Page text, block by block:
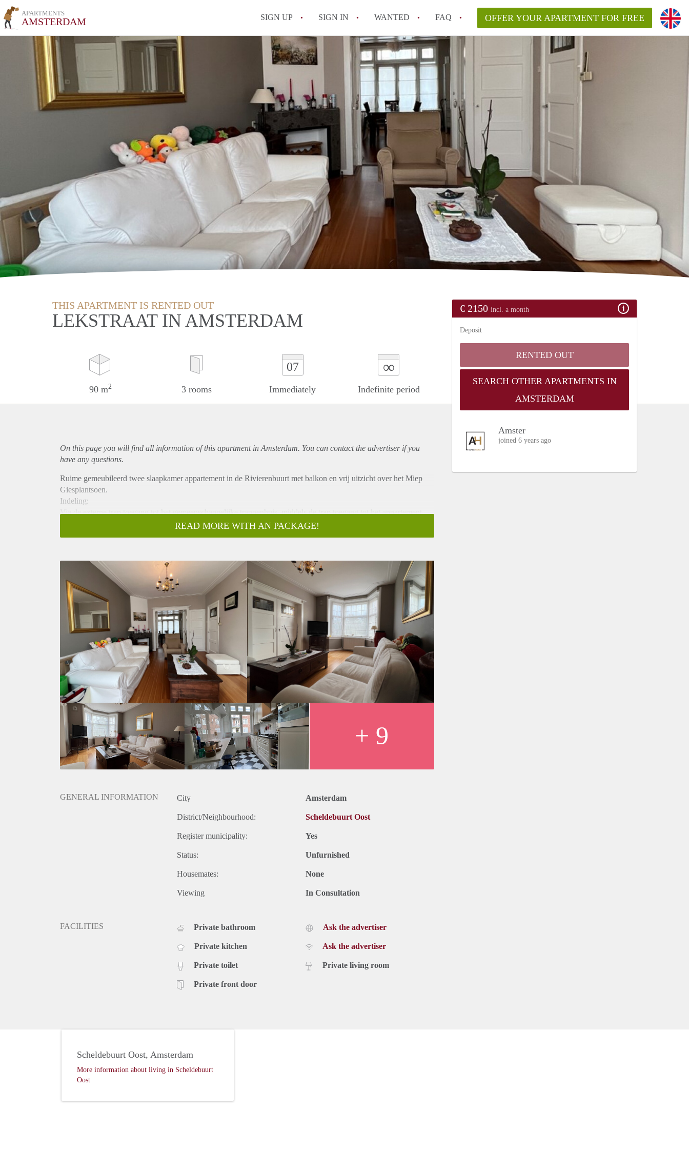
APARTMENTS
AMSTERDAM SIGN UP SIGN IN WANTED FAQ
All FAQs
OFFER YOUR APARTMENT FOR FREE
THIS APARTMENT IS RENTED OUT
LEKSTRAAT IN AMSTERDAM
90 m2 3 rooms
07
Immediately
∞
Indefinite period
€ 2150 incl. a month
Deposit
RENTED OUT
SEARCH OTHER APARTMENTS IN
AMSTERDAM
Amster
joined 6 years ago
On this page you will find all information of this apartmentin Amsterdam. You can contact the advertiser if you
have any questions.
Ruime gemeubileerd twee slaapkamer appartement in de Rivierenbuurt met balkon en vrij uitzicht over het Miep
Giesplantsoen.
Indeling:
Via de externe trap toegang tot het gemeenschappelijke trappenhuis, middels de trap toegang tot het appartement
Ruime entree/hal.
De kamer aan de voorzijde is af te sluiten middels twee grote schuifdeuren om zo een extra slaapkamers te maken
of deze te gebruiken als kantoor.
In het midden aan de achterzijde van het appartement bevindt zich de keuken met diverse inbouwapparatuur
waaronder een gasfornuis, ijskast met vriesvak, oven, vaatwasser en afzuigkap. Er is directe toegang tot het balkon.
Naast de keuken bevindt zich de slaapkamer, deze is gelegen aan de rustige achterzijde van het appartement.
Middels de hal toegang tot de separate wc en badkamer met douche, wastafel met meubel en wasmachine/droger
Omgeving:
Het appartement is prachtig gelegen, met vrij uitzicht op het Miep Giesplantsoen op een mooie locatie in de
Rivierenbuurt te Amsterdam Zuid. De Van Woustraat, Maasstraat, Scheldestraat en de Zuidas liggen direct om de
hoek. Ideaal ten opzichte van winkels, horeca, diverse speciaalzaken, medische voorzieningen ed. De Rivierenbuurt
is een buurt met een grote diversiteit aan bewoners, jong, oud, gezinnen. Er is dan ook een zeer ruim aanbod aan
scholen, sportfaciliteiten, parken ed. te vinden. Openbaar vervoer (bus, trein en tram (NS station RAI/Zuid WTC en
Amstel)) is eveneens op korte afstand, evenals de binnenstad, het congrescentrum RAI en het Beatrixpark. De
bereikbaarheid met eigen vervoer is uitstekend. Direct om de hoek liggen de uitvalswegen met aansluiting op de
ringweg (Utrecht (A2) en Den Haag, Rotterdam (A10 – A4).
READ MORE WITH AN PACKAGE!
+ 9
GENERAL INFORMATION City Amsterdam
District/Neighbourhood: Scheldebuurt Oost
Register municipality: Yes
Status: Unfurnished
Housemates: None
Viewing In Consultation
FACILITIES Private bathroom
Private kitchen
Private toilet
Private front door
Ask the advertiser
Ask the advertiser
Private living room
Scheldebuurt Oost, Amsterdam
More information about living in Scheldebuurt
Oost